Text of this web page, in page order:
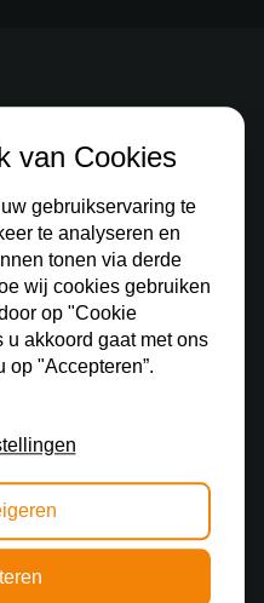
van Cookies
gebruikservaring te
te analyseren en
tonen via derde
wij cookies gebruiken
op "Cookie
akkoord gaat met ons
op "Accepteren”.